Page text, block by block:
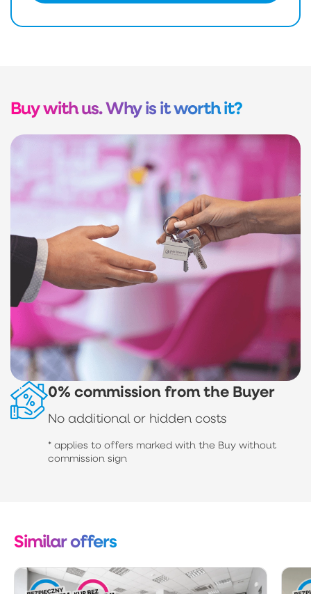
Buy with us. Why is it worth it?
0% commission from the Buyer
No additional or hidden costs
* applies to offers marked with the Buy without
commission sign
Similar offers